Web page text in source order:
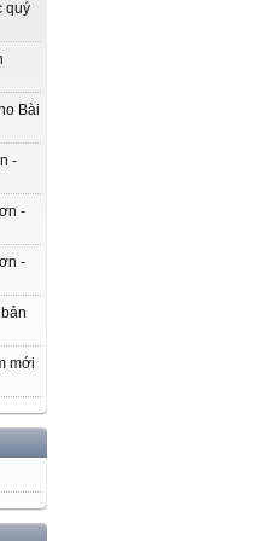
quý
Bài
-
-
-
mới